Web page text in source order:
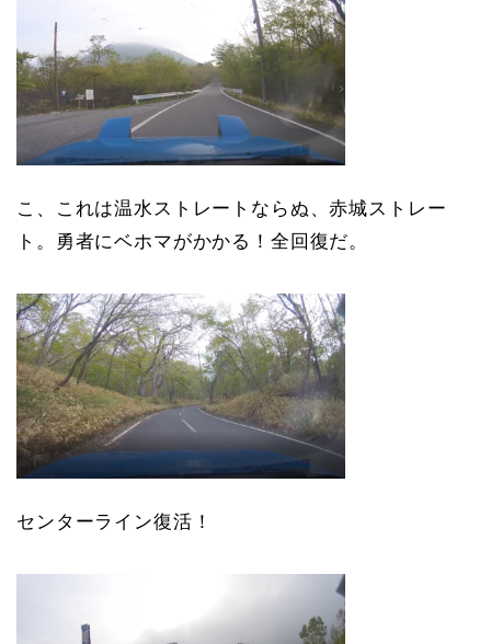
こ、これは温水ストレートならぬ、赤城ストレー
ト。勇者にベホマがかかる！全回復だ。
センターライン復活！